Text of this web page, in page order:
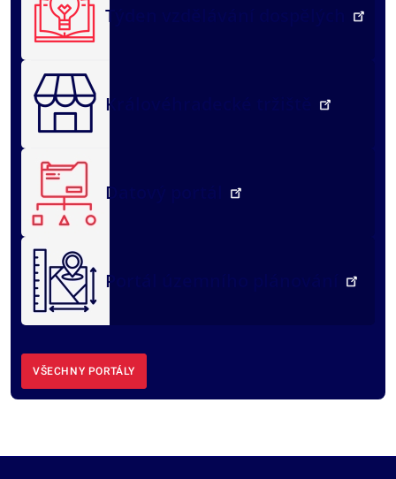
Týden vzdělávání dospělých
Královéhradecké tržiště
Datový portál
Portál územního plánování
VŠECHNY PORTÁLY